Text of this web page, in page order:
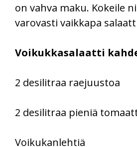
on vahva maku. Kokeile
varovasti vaikkapa
Voikukkasalaatti
2 desilitraa raejuustoa
2 desilitraa pieniä
Voikukanlehtiä